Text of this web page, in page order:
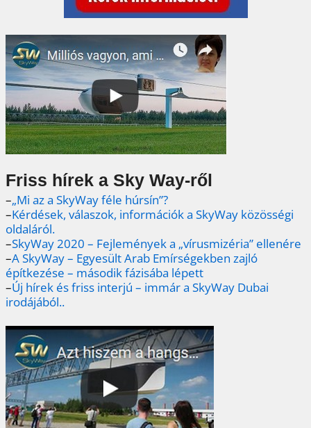
Friss hírek a Sky Way-ről
–„Mi az a SkyWay féle húrsín”?
–Kérdések, válaszok, információk a SkyWay közösségi
oldaláról.
–SkyWay 2020 – Fejlemények a „vírusmizéria” ellenére
–A SkyWay – Egyesült Arab Emírségekben zajló
építkezése – második fázisába lépett
–Új hírek és friss interjú – immár a SkyWay Dubai
irodájából..